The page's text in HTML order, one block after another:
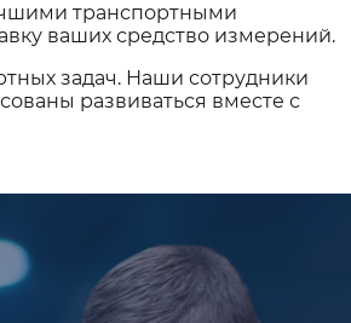
транспортными
ваших средство измерений.
задач. Наши сотрудники
развиваться вместе с